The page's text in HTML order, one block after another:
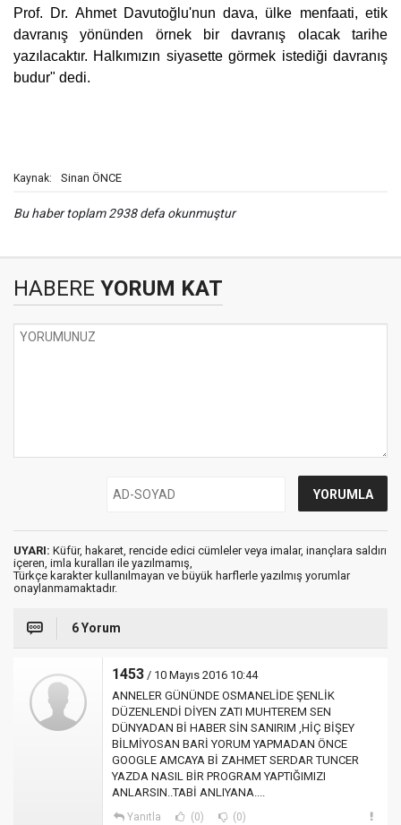
Prof. Dr. Ahmet Davutoğlu'nun dava, ülke menfaati, etik
davranış yönünden örnek bir davranış olacak tarihe
yazılacaktır. Halkımızın siyasette görmek istediği davranış
budur" dedi.
Kaynak: Sinan ÖNCE
Bu haber toplam 2938 defa okunmuştur
HABERE YORUM KAT
UYARI: Küfür, hakaret, rencide edici cümleler veya imalar, inançlara saldırı
içeren, imla kuralları ile yazılmamış,
Türkçe karakter kullanılmayan ve büyük harflerle yazılmış yorumlar
onaylanmamaktadır.
6 Yorum
1453 / 10 Mayıs 2016 10:44
ANNELER GÜNÜNDE OSMANELİDE ŞENLİK
DÜZENLENDİ DİYEN ZATI MUHTEREM SEN
DÜNYADAN Bİ HABER SİN SANIRIM ,HİÇ BİŞEY
BİLMİYOSAN BARİ YORUM YAPMADAN ÖNCE
GOOGLE AMCAYA Bİ ZAHMET SERDAR TUNCER
YAZDA NASIL BİR PROGRAM YAPTIĞIMIZI
ANLARSIN..TABİ ANLIYANA....
Yanıtla (0) (0)